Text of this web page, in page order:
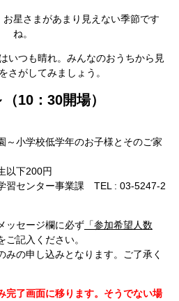
星さまがあまり見えない季節です
ね。
いつも晴れ。みんなのおうちから見
さがしてみましょう。
10：30開場）
～小学校低学年のお子様とそのご家
以下200円
習センター事業課 TEL : 03-5247-2
ッセージ欄に必ず「参加希望人数
ご記入ください。
みの申し込みとなります。ご了承く
完了画面に移ります。そうでない場